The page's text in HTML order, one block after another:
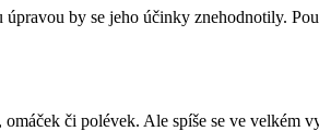
by se jeho účinky znehodnotily.
či polévek. Ale spíše se ve velkém